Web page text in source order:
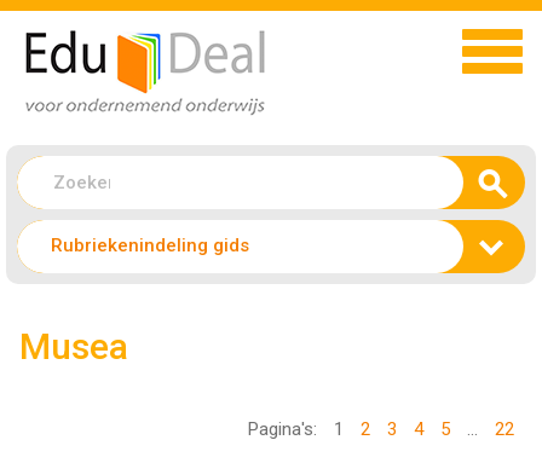
Rubriekenindeling gids
Musea
Pagina's: 1 2 3 4 5 ... 22